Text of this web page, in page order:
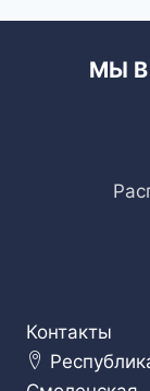
МЫ
Контакты